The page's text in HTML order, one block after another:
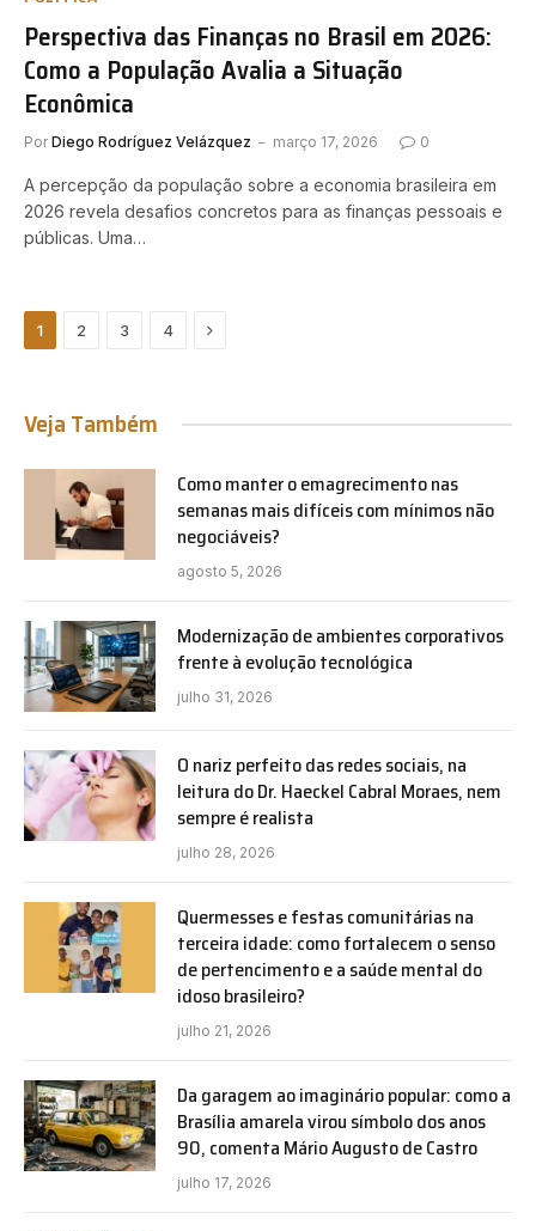
Perspectiva das Finanças no Brasil em 2026:
Como a População Avalia a Situação
Econômica
Por Diego Rodríguez Velázquez março 17, 2026 0
A percepção da população sobre a economia brasileira em
2026 revela desafios concretos para as finanças pessoais e
públicas. Uma…
1 2 3 4 Next
Veja Também
Como manter o emagrecimento nas
semanas mais difíceis com mínimos não
negociáveis?
agosto 5, 2026
Modernização de ambientes corporativos
frente à evolução tecnológica
julho 31, 2026
O nariz perfeito das redes sociais, na
leitura do Dr. Haeckel Cabral Moraes, nem
sempre é realista
julho 28, 2026
Quermesses e festas comunitárias na
terceira idade: como fortalecem o senso
de pertencimento e a saúde mental do
idoso brasileiro?
julho 21, 2026
Da garagem ao imaginário popular: como a
Brasília amarela virou símbolo dos anos
90, comenta Mário Augusto de Castro
julho 17, 2026